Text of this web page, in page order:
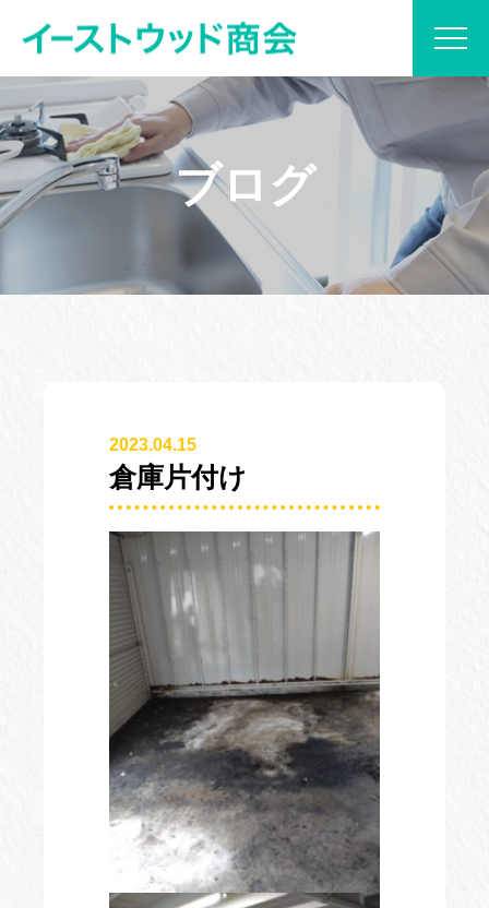
ブログ
2023.04.15
倉庫片付け
当社について
サービス内容
プラン紹介
お見積もり・お問い合わせ